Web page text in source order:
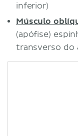
inferior)
Músculo
(apófise)
transverso do